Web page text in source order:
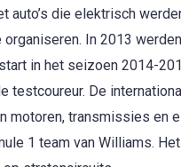
auto’s die elektrisch
In 2013
in het seizoen 2014-
testcoureur. De
motoren, transmissies en
1 team van Williams.